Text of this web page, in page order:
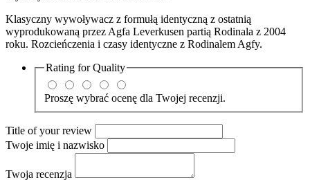
Klasyczny wywoływacz z formułą identyczną z ostatnią
wyprodukowaną przez Agfa Leverkusen partią Rodinala z 2004
roku. Rozcieńczenia i czasy identyczne z Rodinalem Agfy.
Rating forQuality
Proszę wybrać ocenę dla Twojej recenzji.
Title of your review
Twoje imię i nazwisko
Twoja recenzja